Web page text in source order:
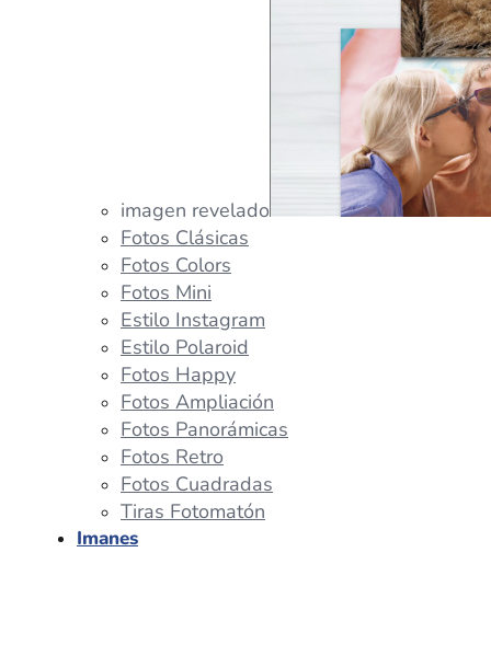
imagen revelado
Fotos Clásicas
Fotos Colors
Fotos Mini
Estilo Instagram
Estilo Polaroid
Fotos Happy
Fotos Ampliación
Fotos Panorámicas
Fotos Retro
Fotos Cuadradas
Tiras Fotomatón
Imanes